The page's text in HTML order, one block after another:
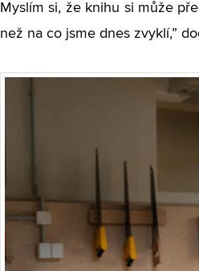
Myslím si, že knihu si může
než na co jsme dnes zvyklí,”